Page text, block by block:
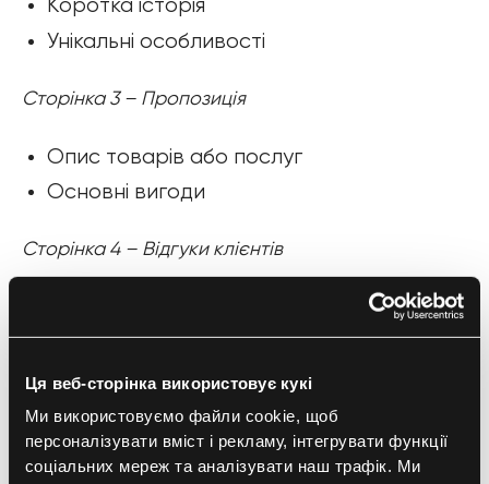
Ця веб-сторінка використовує кукі
Ми використовуємо файли cookie, щоб
персоналізувати вміст і рекламу, інтегрувати функції
соціальних мереж та аналізувати наш трафік. Ми
Коротка історія
Унікальні особливості
Сторінка 3 – Пропозиція
Опис товарів або послуг
Основні вигоди
Сторінка 4 – Відгуки клієнтів
Телефон, email, сайт
Такий формат зробить брошуру логічною та